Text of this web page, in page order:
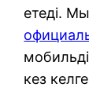
етеді.
кез